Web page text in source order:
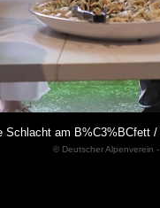
Schlacht am B%C3%BCfett
© Deutscher Alpenverein